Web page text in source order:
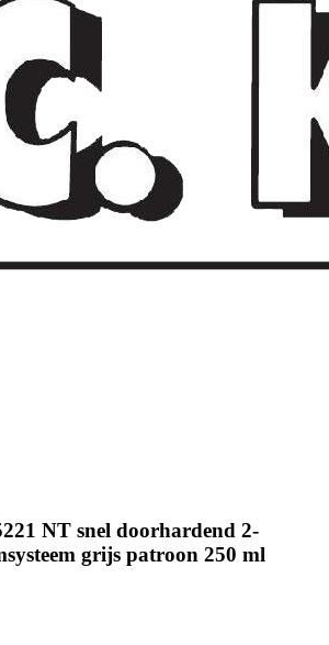
NT snel doorhardend 2-
grijs patroon 250 ml